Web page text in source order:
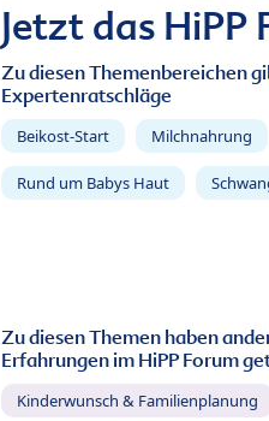
Jetzt das
Zu diesen Themenbereichen
Expertenratschläge
Beikost-Start Milchnahrung
Rund um Babys Haut
Zu diesen Themen haben
Erfahrungen im HiPP Forum
Kinderwunsch & Familienplanung